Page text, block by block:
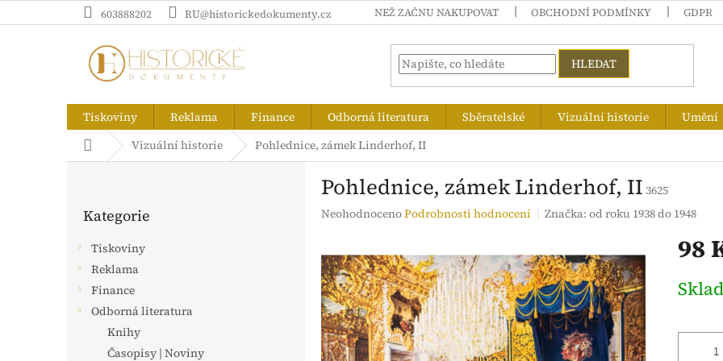
na
603888202 RU@historickedokumenty.cz NEŽ ZAČNU NAKUPOVAT OBCHODNÍ PODMÍNKY GDPR
HLEDAT
Tiskoviny Reklama Finance Odborná literatura Sběratelské Vizuální historie Umění
Domů Vizuální historie Pohlednice, zámek Linderhof, II
kategorie
Kategorie
Tiskoviny
Reklama
Finance
Odborná literatura
Knihy
Časopisy | Noviny
Pohlednice, zámek Linderhof, II 3625
Průměrné
je
0,0
z
5
hvězdiček.
NeohodnocenoPodrobnosti hodnocení Značka:od roku 1938 do 1948
98
cena: